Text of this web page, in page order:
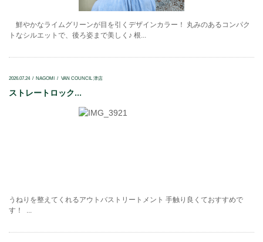
鮮やかなライムグリーンが目を引くデザインカラー！ 丸みのあるコンパク
トなシルエットで、後ろ姿まで美しく♪ 根...
2026.07.24 NAGOMI VAN COUNCIL 津店
ストレートロック...
うねりを整えてくれるアウトバストリートメント 手触り良くておすすめで
す！ ...